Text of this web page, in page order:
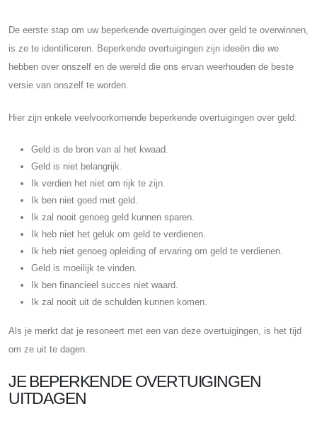
De eerste stap om uw beperkende overtuigingen over geld te overwinnen,
is ze te identificeren. Beperkende overtuigingen zijn ideeën die we
hebben over onszelf en de wereld die ons ervan weerhouden de beste
versie van onszelf te worden.
Hier zijn enkele veelvoorkomende beperkende overtuigingen over geld:
Geld is de bron van al het kwaad.
Geld is niet belangrijk.
Ik verdien het niet om rijk te zijn.
Ik ben niet goed met geld.
Ik zal nooit genoeg geld kunnen sparen.
Ik heb niet het geluk om geld te verdienen.
Ik heb niet genoeg opleiding of ervaring om geld te verdienen.
Geld is moeilijk te vinden.
Ik ben financieel succes niet waard.
Ik zal nooit uit de schulden kunnen komen.
Als je merkt dat je resoneert met een van deze overtuigingen, is het tijd
om ze uit te dagen.
JE BEPERKENDE OVERTUIGINGEN
UITDAGEN